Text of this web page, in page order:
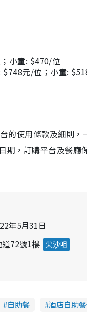
小童: $470/位
$748元/位；小童:
的使用條款及細則
期，訂購平台及餐
年5月31日
72號1樓 尖沙咀
自助餐 酒店自助